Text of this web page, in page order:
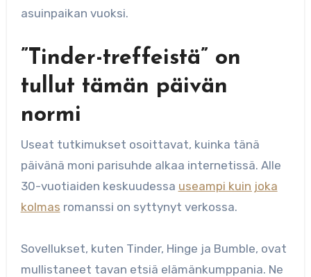
asuinpaikan vuoksi.
”Tinder-treffeistä” on
tullut tämän päivän
normi
Useat tutkimukset osoittavat, kuinka tänä
päivänä moni parisuhde alkaa internetissä. Alle
30-vuotiaiden keskuudessa useampi kuin joka
kolmas romanssi on syttynyt verkossa.
Sovellukset, kuten Tinder, Hinge ja Bumble, ovat
mullistaneet tavan etsiä elämänkumppania. Ne